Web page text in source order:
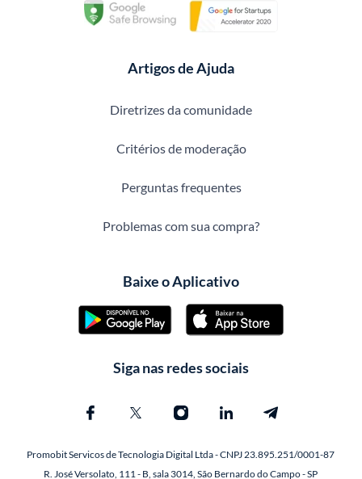
Artigos de Ajuda
Diretrizes da comunidade
Critérios de moderação
Perguntas frequentes
Problemas com sua compra?
Baixe o Aplicativo
Siga nas redes sociais
Promobit Servicos de Tecnologia Digital Ltda - CNPJ 23.895.251/0001-87
R. José Versolato, 111 - B, sala 3014, São Bernardo do Campo - SP